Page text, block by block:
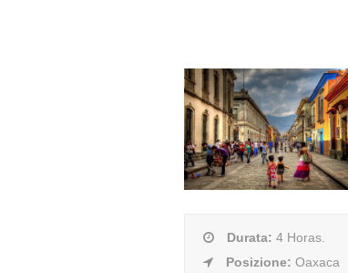
Durata: 4 Horas.
Posizione: Oaxaca